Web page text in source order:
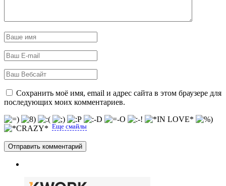
Сохранить моё имя, email и адрес сайта в этом браузере для
последующих моих комментариев.
Еще смайлы